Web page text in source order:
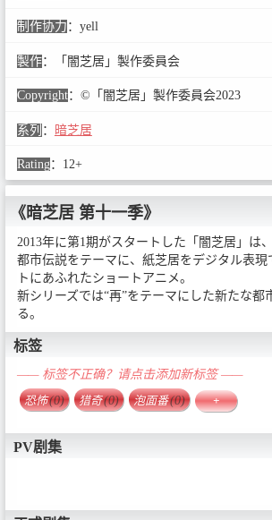
制作协力 ： yell
製作： 「闇芝居」製作委員会
Copyright： ©「闇芝居」製作委員会2023
系列 ： 暗芝居
Rating： 12+
《暗芝居 第十一季》
2013年に第1期がスタートした「闇芝居」は
都市伝説をテーマに、紙芝居をデジタル表現
トにあふれたショートアニメ。
新シリーズでは“再”をテーマにした新たな都
る。
标签
—— 标签不正确？请点击添加新标签 ——
恐怖(0) 猎奇(0) 泡面番(0) +
PV剧集